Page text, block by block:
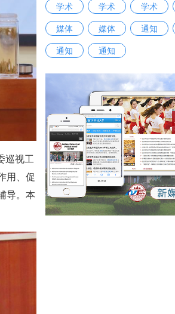
巡视工
用、促
导。本
学术 学术 学术
媒体
媒体 通知
通知
通知